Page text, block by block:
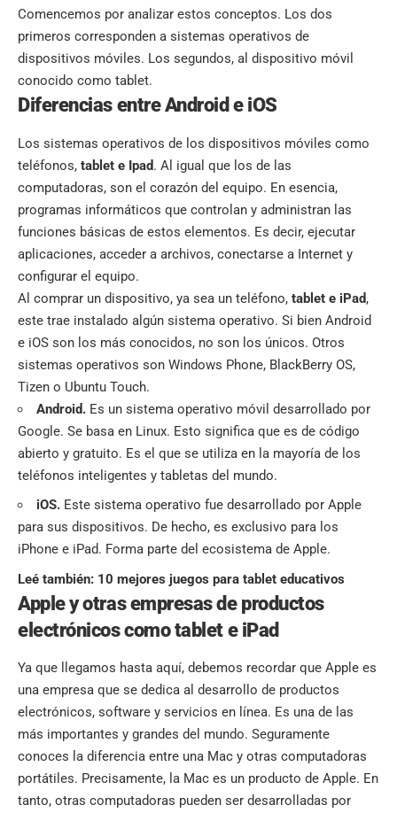
Comencemos por analizar estos conceptos. Los dos
primeros corresponden a sistemas operativos de
dispositivos móviles. Los segundos, al dispositivo móvil
conocido como tablet.
Diferencias entre Android e iOS
Los sistemas operativos de los dispositivos móviles como
teléfonos, tablet e Ipad. Al igual que los de las
computadoras, son el corazón del equipo. En esencia,
programas informáticos que controlan y administran las
funciones básicas de estos elementos. Es decir, ejecutar
aplicaciones, acceder a archivos, conectarse a Internet y
configurar el equipo.
Al comprar un dispositivo, ya sea un teléfono, tablet e iPad,
este trae instalado algún sistema operativo. Si bien Android
e iOS son los más conocidos, no son los únicos. Otros
sistemas operativos son Windows Phone, BlackBerry OS,
Tizen o Ubuntu Touch.
Android. Es un sistema operativo móvil desarrollado por
Google. Se basa en Linux. Esto significa que es de código
abierto y gratuito. Es el que se utiliza en la mayoría de los
teléfonos inteligentes y tabletas del mundo.
iOS. Este sistema operativo fue desarrollado por Apple
para sus dispositivos. De hecho, es exclusivo para los
iPhone e iPad. Forma parte del ecosistema de Apple.
Leé también: 10 mejores juegos para tablet educativos
Apple y otras empresas de productos
electrónicos como tablet e iPad
Ya que llegamos hasta aquí, debemos recordar que Apple es
una empresa que se dedica al desarrollo de productos
electrónicos, software y servicios en línea. Es una de las
más importantes y grandes del mundo. Seguramente
conoces la diferencia entre una Mac y otras computadoras
portátiles. Precisamente, la Mac es un producto de Apple. En
tanto, otras computadoras pueden ser desarrolladas por